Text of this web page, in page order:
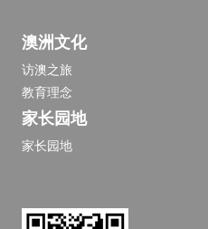
澳洲文化
访澳之旅
教育理念
家长园地
家长园地